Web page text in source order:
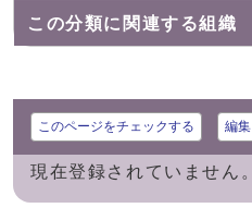
この分類に関連する組織
このページをチェックする 編集
現在登録されていません。